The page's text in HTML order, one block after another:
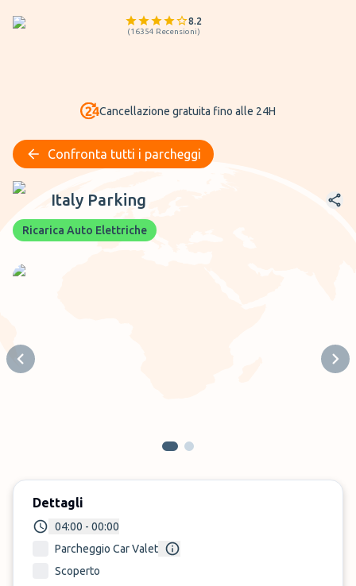
8.2
(16354 Recensioni)
Cancellazione gratuita fino alle 24H
Confronta tutti i parcheggi
Italy Parking
Italy Parking
Ricarica Auto Elettriche
Previous slide
Dettagli
04:00 - 00:00
Parcheggio Car Valet
Scoperto